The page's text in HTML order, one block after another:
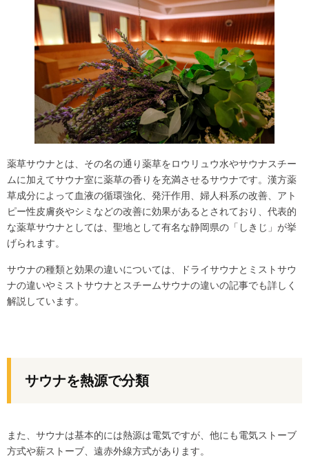
薬草サウナとは、その名の通り薬草をロウリュウ水やサウナスチー
ムに加えてサウナ室に薬草の香りを充満させるサウナです。漢方薬
草成分によって血液の循環強化、発汗作用、婦人科系の改善、アト
ピー性皮膚炎やシミなどの改善に効果があるとされており、代表的
な薬草サウナとしては、聖地として有名な静岡県の「しきじ」が挙
げられます。
サウナの種類と効果の違いについては、
ドライサウナとミストサウ
ナの違いやミストサウナとスチームサウナの違いの記事でも詳しく
解説しています。
サウナを熱源で分類
また、サウナは基本的には熱源は電気ですが、他にも電気ストーブ
方式や薪ストーブ、遠赤外線方式があります。